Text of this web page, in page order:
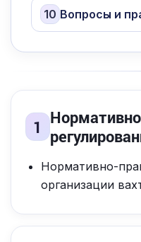
10 Вопросы и
1
Нормативно-
организации